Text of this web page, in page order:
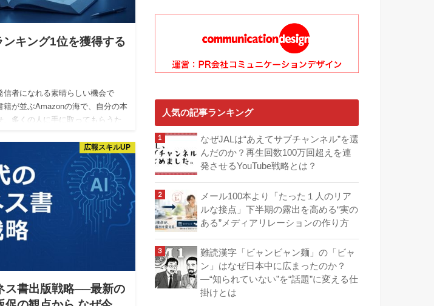
キング1位を獲得する
信者になれる素晴らしい機会で
籍が並ぶAmazonの海で、自分の本
多くの人に手に取ってもらうた
広報スキルUP
ス書出版戦略──最新の
人気の記事ランキング
なぜJALは“あえてサブチャンネル”を選
んだのか？再生回数100万回超えを連
発させるYouTube戦略とは？
メール100本より「たった１人のリア
ルな接点」下半期の露出を高める“実の
ある”メディアリレーションの作り方
難読漢字「ビャンビャン麺」の「ビャ
ン」はなぜ日本中に広まったのか？
―“知られていない”を“話題”に変える仕
掛けとは